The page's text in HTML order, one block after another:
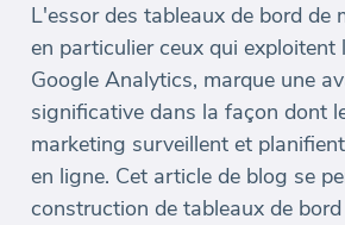
L'essor des tableaux de bord de
en particulier ceux qui exploitent
Google Analytics, marque une
significative dans la façon dont
marketing surveillent et
en ligne. Cet article de blog se
construction de tableaux de